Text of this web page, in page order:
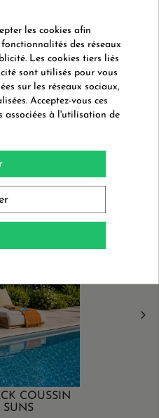
aussi
COUSSIN
les cookies afin
des réseaux
Les cookies tiers liés
sont utilisés pour vous
sur les réseaux sociaux,
Acceptez-vous ces
associées à l'utilisation de